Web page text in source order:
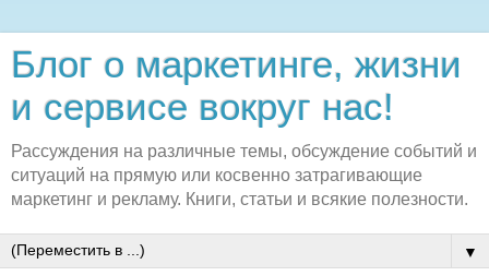
Блог о маркетинге, жизни
и сервисе вокруг нас!
Рассуждения на различные темы, обсуждение событий и
ситуаций на прямую или косвенно затрагивающие
маркетинг и рекламу. Книги, статьи и всякие полезности.
▼